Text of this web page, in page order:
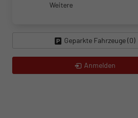
Weitere
Geparkte Fahrzeuge (0)
Anmelden